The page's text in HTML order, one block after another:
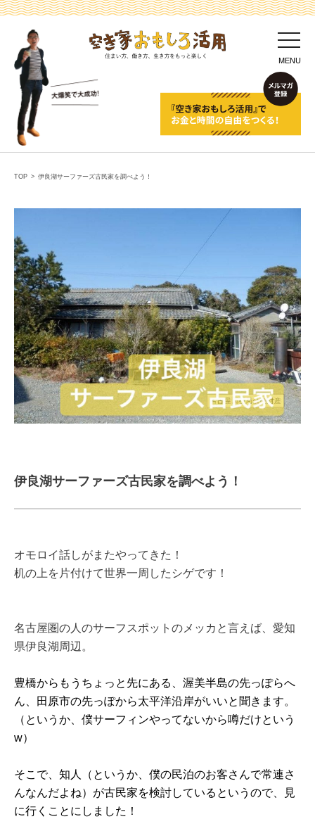
MENU
TOP > 伊良湖サーファーズ古民家を調べよう！
伊良湖サーファーズ古民家を調べよう！
オモロイ話しがまたやってきた！
机の上を片付けて世界一周したシゲです！
名古屋圏の人のサーフスポットのメッカと言えば、愛知
県伊良湖周辺。
豊橋からもうちょっと先にある、渥美半島の先っぽらへ
ん、田原市の先っぽから太平洋沿岸がいいと聞きます。
（というか、僕サーフィンやってないから噂だけという
w）
そこで、知人（というか、僕の民泊のお客さんで常連さ
んなんだよね）が古民家を検討しているというので、見
に行くことにしました！